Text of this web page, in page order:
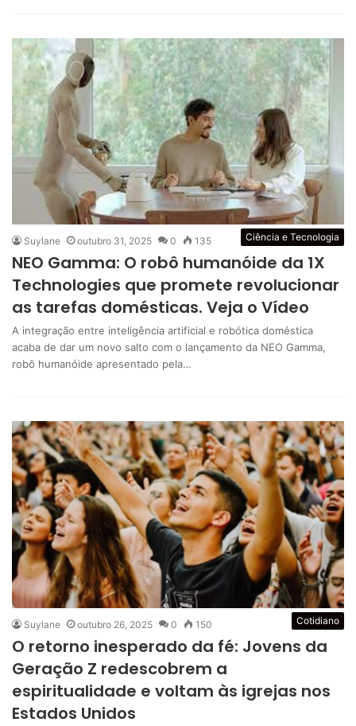
Ciência e Tecnologia
Suylane outubro 31, 2025 0 135
NEO Gamma: O robô humanóide da 1X
Technologies que promete revolucionar
as tarefas domésticas. Veja o Vídeo
A integração entre inteligência artificial e robótica doméstica
acaba de dar um novo salto com o lançamento da NEO Gamma,
robô humanóide apresentado pela…
Cotidiano
Suylane outubro 26, 2025 0 150
O retorno inesperado da fé: Jovens da
Geração Z redescobrem a
espiritualidade e voltam às igrejas nos
Estados Unidos